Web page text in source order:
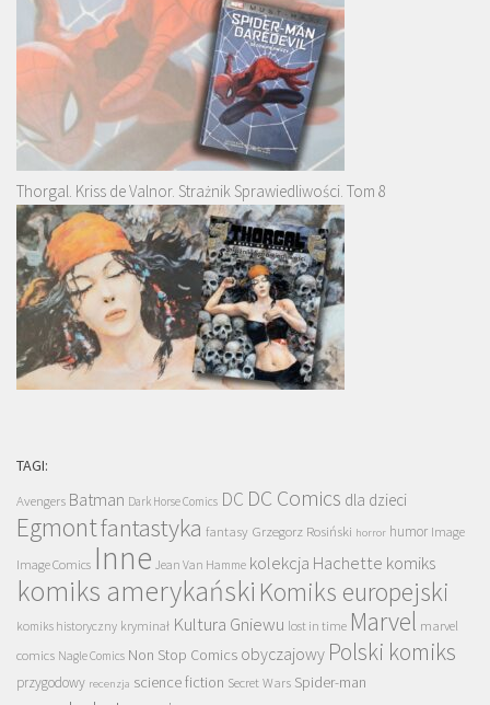
Thorgal. Kriss de Valnor. Strażnik Sprawiedliwości. Tom 8
TAGI:
Avengers Batman Dark Horse Comics DC DC Comics dla dzieci
Egmontfantastyka fantasy Grzegorz Rosiński horror humor Image
Image Comics Inne Jean Van Hamme kolekcja Hachette komiks
komiks amerykański Komiks europejski
komiks historyczny kryminał Kultura Gniewu lost in time Marvel marvel
comics Nagle Comics Non Stop Comics obyczajowy Polski komiks
przygodowy recenzja science fiction Secret Wars Spider-man